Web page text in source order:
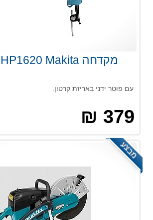
מקדחה HP1620 Makita מקיטה
עם פוטר ידני באריזת קרטון.
379 ₪
מבצע